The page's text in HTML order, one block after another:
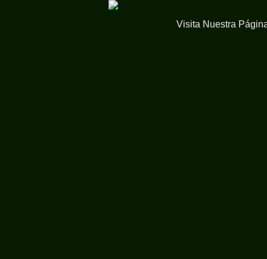
Visita Nuestra